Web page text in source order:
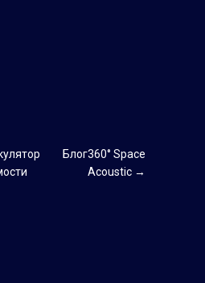
Блог360° Space
Acoustic →